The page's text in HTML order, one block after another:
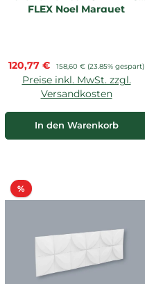
FLEX Noel Marquet
Verkaufspreis:
120,77 € Regulärer Preis:
158,60 € (23.85% gespart)
Preise inkl. MwSt. zzgl.
Versandkosten
In den Warenkorb
%Rabatt